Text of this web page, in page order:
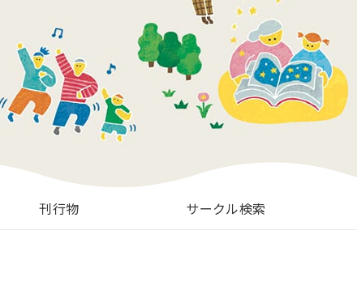
刊行物 サークル検索